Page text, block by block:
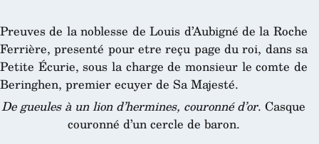
Preuves de la noblesse de Louis d’Aubigné de la Roche
Ferrière, presenté pour etre reçu page du roi, dans sa
Petite Écurie, sous la charge de monsieur le comte de
Beringhen, premier ecuyer de Sa Majesté.
De gueules à un lion d’hermines, couronné d’or. Casque
couronné d’un cercle de baron.